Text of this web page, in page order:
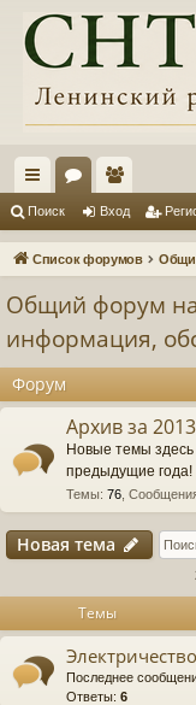
с
ы ум
ол
ьз
ел
Поиск Вход
Список форумов
Общий форум
информация,
Форум
Архив за
Новые темы здесь
предыдущие года!
Темы: 76
Новая тема
Темы
Последнее
Ответы: 6